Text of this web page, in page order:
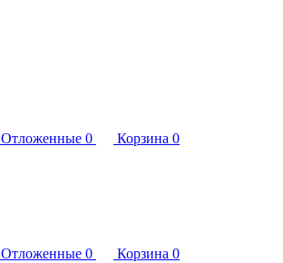
Отложенные 0 Корзина 0
Отложенные 0 Корзина 0